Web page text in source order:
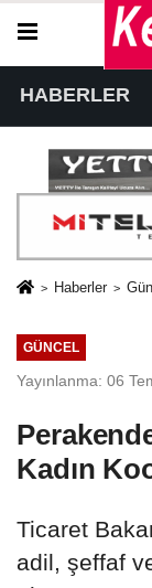
HABERLER
Haberler
GÜNCEL
Yayınlanma: 06
Kadın
Ticaret
adil, şeffaf